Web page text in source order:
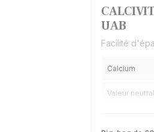
UAB
Facilité
Calcium
Valeur